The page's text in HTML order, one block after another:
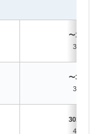
〜
30.00円
〜
36.60円
301kWh
40.69円